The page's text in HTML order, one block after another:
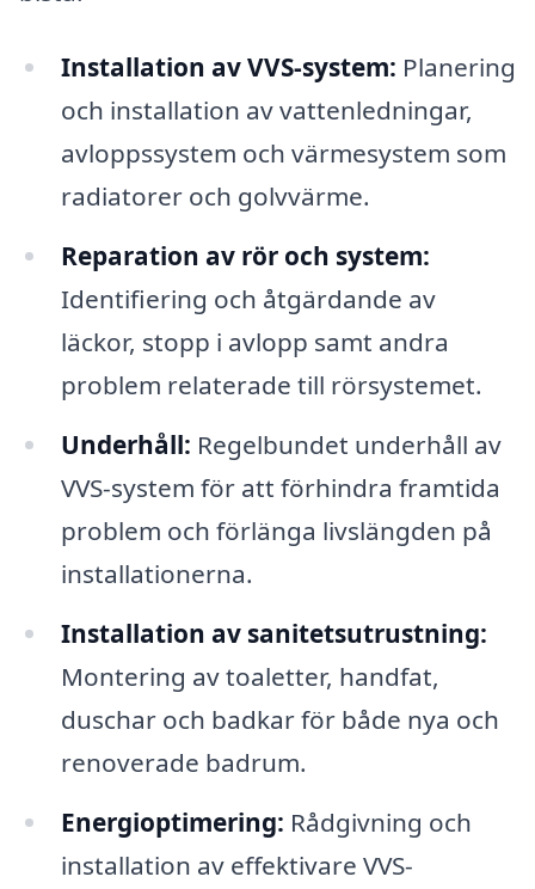
Installation av VVS-system: Planering
och installation av vattenledningar,
avloppssystem och värmesystem som
radiatorer och golvvärme.
Reparation av rör och system:
Identifiering och åtgärdande av
läckor, stopp i avlopp samt andra
problem relaterade till rörsystemet.
Underhåll: Regelbundet underhåll av
VVS-system för att förhindra framtida
problem och förlänga livslängden på
installationerna.
Installation av sanitetsutrustning:
Montering av toaletter, handfat,
duschar och badkar för både nya och
renoverade badrum.
Energioptimering: Rådgivning och
installation av effektivare VVS-